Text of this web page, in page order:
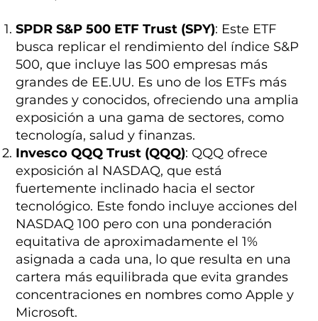
SPDR S&P 500 ETF Trust (SPY): Este ETF
busca replicar el rendimiento del índice S&P
500, que incluye las 500 empresas más
grandes de EE.UU. Es uno de los ETFs más
grandes y conocidos, ofreciendo una amplia
exposición a una gama de sectores, como
tecnología, salud y finanzas.
Invesco QQQ Trust (QQQ): QQQ ofrece
exposición al NASDAQ, que está
fuertemente inclinado hacia el sector
tecnológico. Este fondo incluye acciones del
NASDAQ 100 pero con una ponderación
equitativa de aproximadamente el 1%
asignada a cada una, lo que resulta en una
cartera más equilibrada que evita grandes
concentraciones en nombres como Apple y
Microsoft.